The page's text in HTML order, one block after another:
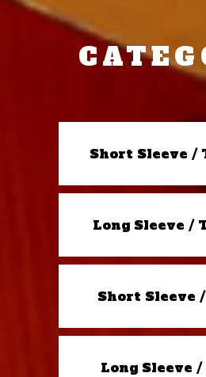
Short Sleeve /
Long Sleeve /
Short Sleeve
Long Sleeve /